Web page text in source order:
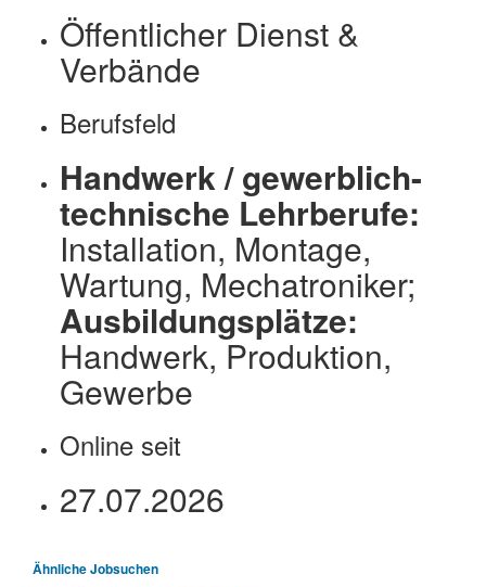
Öffentlicher Dienst &
Verbände
Berufsfeld
Handwerk / gewerblich-
technische Lehrberufe:
Installation, Montage,
Wartung, Mechatroniker;
Ausbildungsplätze:
Handwerk, Produktion,
Gewerbe
Online seit
27.07.2026
Ähnliche Jobsuchen